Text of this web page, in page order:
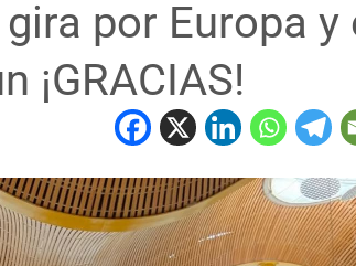
por Europa y
¡GRACIAS!